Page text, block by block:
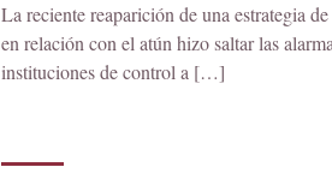
La reciente reaparición de una estrategia
en relación con el atún hizo saltar las
instituciones de control a […]